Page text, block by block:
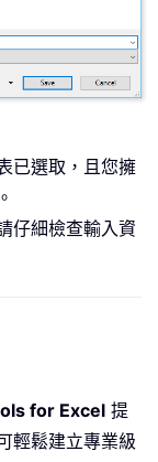
已選取，且您擁
仔細檢查輸入資
for Excel 提
輕鬆建立專業級